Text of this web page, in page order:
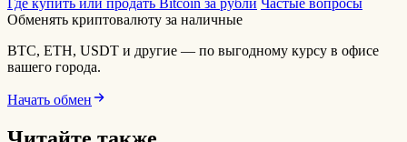
Где купить или продать Bitcoin за рубли Частые вопросы
Обменять криптовалюту за наличные
BTC, ETH, USDT и другие — по выгодному курсу в офисе
вашего города.
Начать обмен